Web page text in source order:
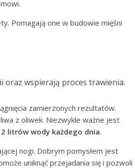
Pomagają one w budowie mięśni
oraz wspierają proces trawienia.
zamierzonych rezultatów.
z oliwek. Niezwykle ważne jest
litrów wody każdego dnia.
nogi. Dobrym pomysłem jest
uniknąć przejadania się i pozwoli